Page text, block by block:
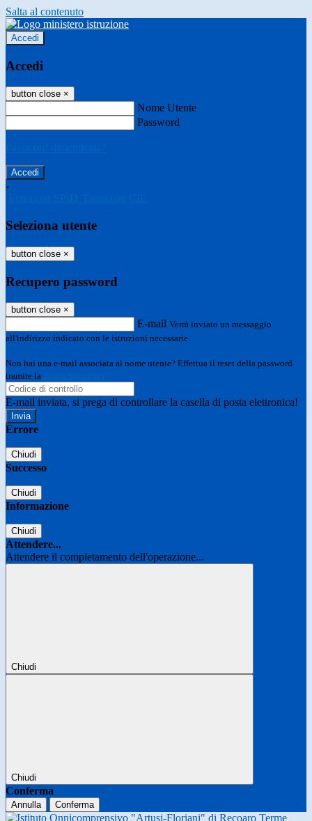
Salta al contenuto
Accedi
Accedi
button close ×
Nome Utente
Password
-
Seleziona utente
button close ×
Recupero password
button close ×
E-mail Verrà inviato un messaggio
all'indirizzo indicato con le istruzioni necessarie.
Non hai una e-mail associata al nome utente? Effettua il reset della password
tramite la
E-mail inviata, si prega di controllare la casella di posta elettronica!
Errore
Chiudi
Successo
Chiudi
Informazione
Chiudi
Attendere...
Attendere il completamento dell'operazione...
Chiudi
Chiudi
Conferma
Annulla Conferma